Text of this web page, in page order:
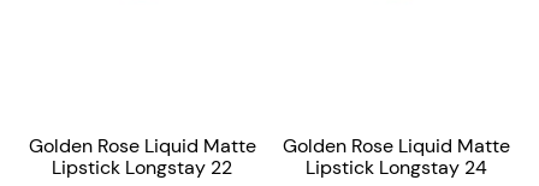
Golden Rose Liquid Matte
Lipstick Longstay 22
Golden Rose Liquid Matte
Lipstick Longstay 24